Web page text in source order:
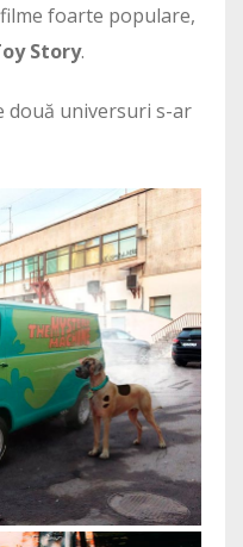
foarte populare,
Story.
două universuri s-ar